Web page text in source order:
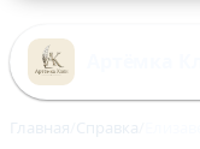
к
содержимому